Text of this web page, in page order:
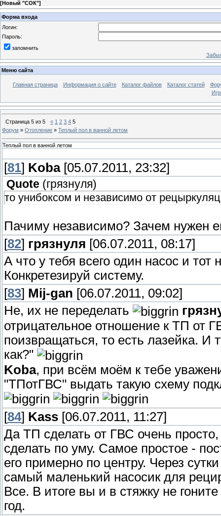
[Новый "СОК"]
Форма входа
Логин:
Пароль:
запомнить
Меню сайта
Главная страница Информация о сайте Каталог файлов Каталог статей
Страница 5 из 5 « 1 2 3 4 5
Форум » Отопление » Теплый пол в ванной летом
Теплый пол в ванной летом
[81] Koba[05.07.2011, 23:32]
Quote (грязнуля)
то унибоксом и независимо от
Пачиму независимо? Зачем нужен
[82] грязнуля [06.07.2011, 08:17]
А что у тебя всего один насос и
Конкретезируй систему.
[83] Mij-gan [06.07.2011, 09:02]
Не, их не переделать
отрицательное отношение к ТП от
поизвращаться, то есть лазейка. И
как?"
Koba, при всём моём к тебе
"ТПотГВС" выдать такую схему
[84] Kass [06.07.2011, 11:27]
Да ТП сделать от ГВС очень
сделать по уму. Самое простое -
его примерно по центру. Через
самый маленький насосик для
Все. В итоге вы и в стяжку не
год.